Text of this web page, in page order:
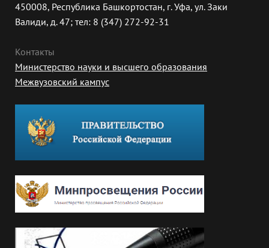
450008, Республика Башкортостан, г. Уфа, ул. Заки
Валиди, д. 47; тел: 8 (347) 272-92-31
Контакты
Министерство науки и высшего образования
Межвузовский кампус